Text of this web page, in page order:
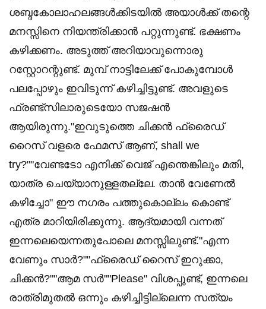
ശബ്ദകോലാഹലങ്ങൾക്കിടയിൽ അയാൾക്ക് തന്റെ
മനസ്സിനെ നിയന്ത്രിക്കാൻ പറ്റുന്നുണ്ട്. ഭക്ഷണം
കഴിക്കണം. അടുത്ത് അറിയാവുന്നൊരു
റസ്റ്റോറന്റുണ്ട്. മുമ്പ് നാട്ടിലേക്ക് പോകുമ്പോൾ
പലപ്പോഴും ഇവിടുന്ന് കഴിച്ചിട്ടുണ്ട്. അവളുടെ
ഫ്രണ്ട്സിലാരുടെയോ സജഷൻ
ആയിരുന്നു."ഇവുടുത്തെ ചിക്കൻ ഫ്രൈഡ്
റൈസ് വളരെ ഫേമസ് ആണ്, shall we
try?""വേണ്ടടോ എനിക്ക് വെജ് എന്തെങ്കിലും മതി,
യാത്ര ചെയ്യാനുള്ളതല്ലേ. താൻ വേണേൽ
കഴിച്ചോ" ഈ നഗരം പത്തുകൊല്ലം കൊണ്ട്
എത്ര മാറിയിരിക്കുന്നു. ആദ്യമായി വന്നത്
ഇന്നലെയെന്നതുപോലെ മനസ്സിലുണ്ട്."എന്ന
വേണും സാർ?""ഫ്രൈഡ് റൈസ് ഇറുക്കാ,
ചിക്കൻ?""ആമ സർ""Please" വിശപ്പുണ്ട്, ഇന്നലെ
രാത്രിമുതൽ ഒന്നും കഴിച്ചിട്ടില്ലെന്ന സത്യം